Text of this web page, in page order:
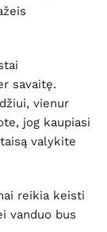
savaitę.
vienur
jog kaupiasi
valykite
reikia keisti
vanduo bus